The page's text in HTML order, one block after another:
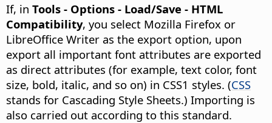
If, in Tools - Options - Load/Save - HTML
Compatibility, you select Mozilla Firefox or
LibreOffice Writer as the export option, upon
export all important font attributes are exported
as direct attributes (for example, text color, font
size, bold, italic, and so on) in CSS1 styles. (CSS
stands for Cascading Style Sheets.) Importing is
also carried out according to this standard.